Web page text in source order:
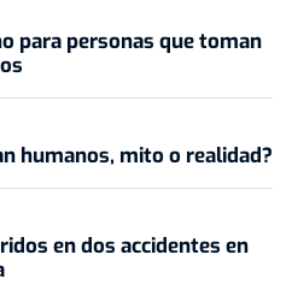
para personas que toman
humanos, mito o realidad?
en dos accidentes en